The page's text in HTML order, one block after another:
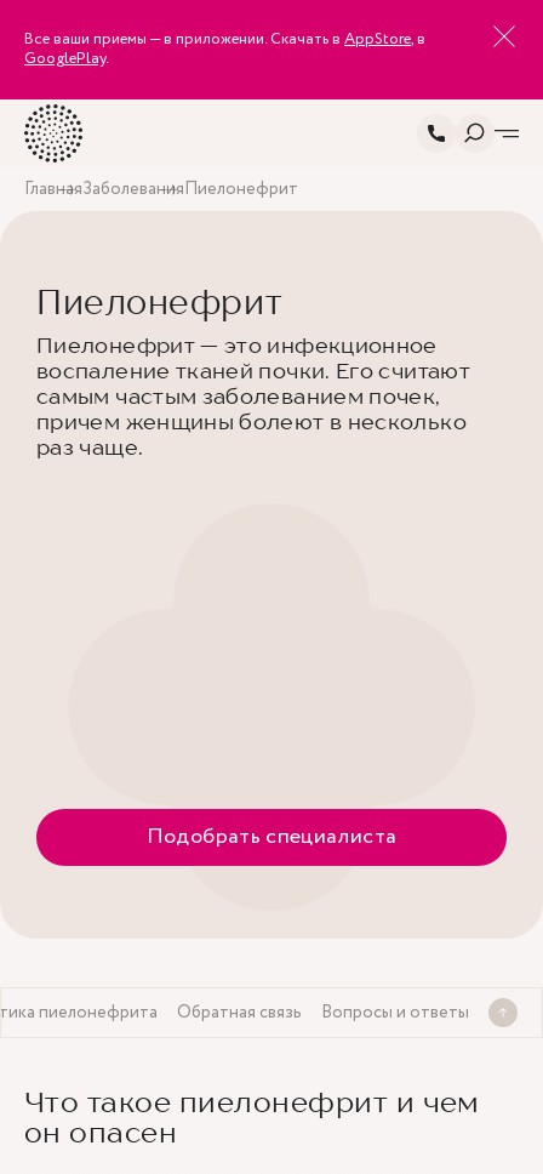
Все ваши приемы — в приложении. Скачать в AppStore, в
GooglePlay.
ГлавнаяЗаболеванияПиелонефрит
Пиелонефрит
Пиелонефрит — это инфекционное
воспаление тканей почки. Его считают
самым частым заболеванием почек,
причем женщины болеют в несколько
раз чаще.
Подобрать специалиста
пиелонефрита Обратная связь Вопросы и ответы
Что такое пиелонефрит и чем
он опасен